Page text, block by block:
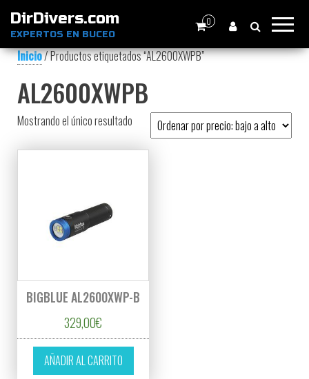
DirDivers.com
EXPERTOS EN BUCEO
0
Inicio/ Productos etiquetados “AL2600XWPB”
AL2600XWPB
Mostrando el único resultado
BIGBLUE AL2600XWP-B
329,00€
AÑADIR AL CARRITO